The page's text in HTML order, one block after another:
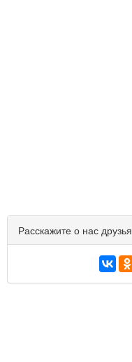
Расскажите о нас